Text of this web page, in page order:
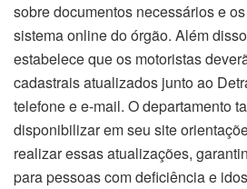
sobre documentos necessários e
sistema online do órgão. Além
estabelece que os motoristas
cadastrais atualizados junto ao
telefone e e-mail. O departamento
disponibilizar em seu site
realizar essas atualizações,
para pessoas com deficiência e